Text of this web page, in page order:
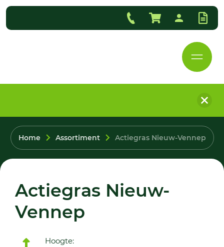
Home Assortiment Actiegras Nieuw-Vennep
Actiegras Nieuw-
Vennep
Hoogte: